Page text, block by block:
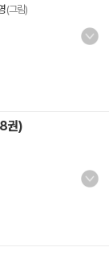
(그림)
권)